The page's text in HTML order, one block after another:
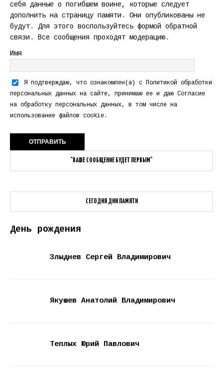
себя данные о погибшем воине, которые следует
дополнить на страницу памяти. Они опубликованы не
будут. Для этого воспользуйтесь формой обратной
связи. Все сообщения проходят модерацию.
Имя
Я подтверждаю, что ознакомлен(а) с Политикой обработки
персональных данных на сайте, принимаю ее и даю Согласие
на обработку персональных данных, в том числе на
использование файлов cookie.
"ВАШЕ СООБЩЕНИЕ БУДЕТ ПЕРВЫМ"
СЕГОДНЯ ДНИ ПАМЯТИ
День рождения
Злыднев Сергей Владимирович
Якушев Анатолий Владимирович
Теплых Юрий Павлович